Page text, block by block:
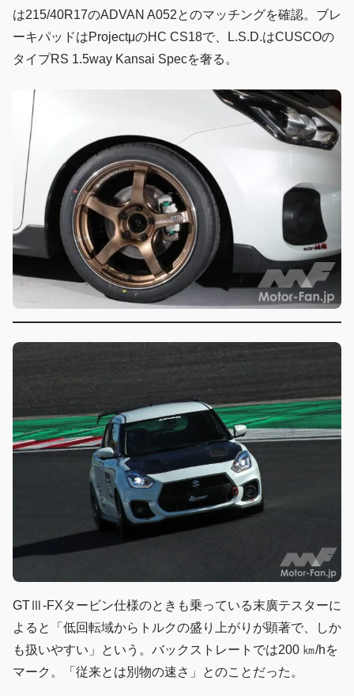
は215/40R17のADVAN A052とのマッチングを確認。ブレ
ーキパッドはProjectμのHC CS18で、L.S.D.はCUSCOの
タイプRS 1.5way Kansai Specを奢る。
GTⅢ-FXタービン仕様のときも乗っている末廣テスターに
よると「低回転域からトルクの盛り上がりが顕著で、しか
も扱いやすい」という。バックストレートでは200 ㎞/hを
マーク。「従来とは別物の速さ」とのことだった。